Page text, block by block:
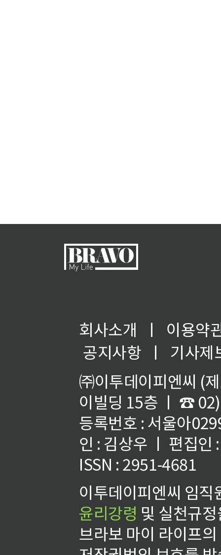
회사소개 ㅣ
이용약
공지사항
ㅣ
기사제
㈜이투데이피엔씨 (
이빌딩 15층 ㅣ ☎
등록번호 : 서울아
인 : 김상우 ㅣ 편집인
ISSN : 2951-4681
이투데이피엔씨 임
윤리강령 및 실천규
브라보 마이 라이프